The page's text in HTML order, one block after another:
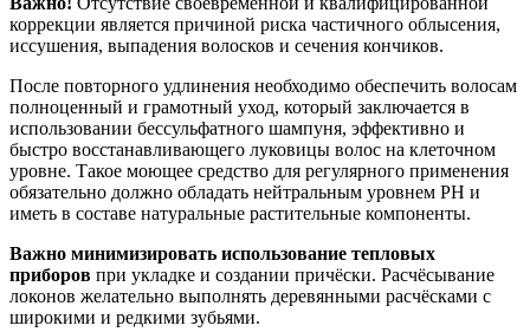
коррекции является причиной риска частичного облысения,
иссушения, выпадения волосков и сечения кончиков.
После повторного удлинения необходимо обеспечить волосам
полноценный и грамотный уход, который заключается в
использовании бессульфатного шампуня, эффективно и
быстро восстанавливающего луковицы волос на клеточном
уровне. Такое моющее средство для регулярного применения
обязательно должно обладать нейтральным уровнем РН и
иметь в составе натуральные растительные компоненты.
Важно минимизировать использование тепловых
приборов при укладке и создании причёски. Расчёсывание
локонов желательно выполнять деревянными расчёсками с
широкими и редкими зубьями.